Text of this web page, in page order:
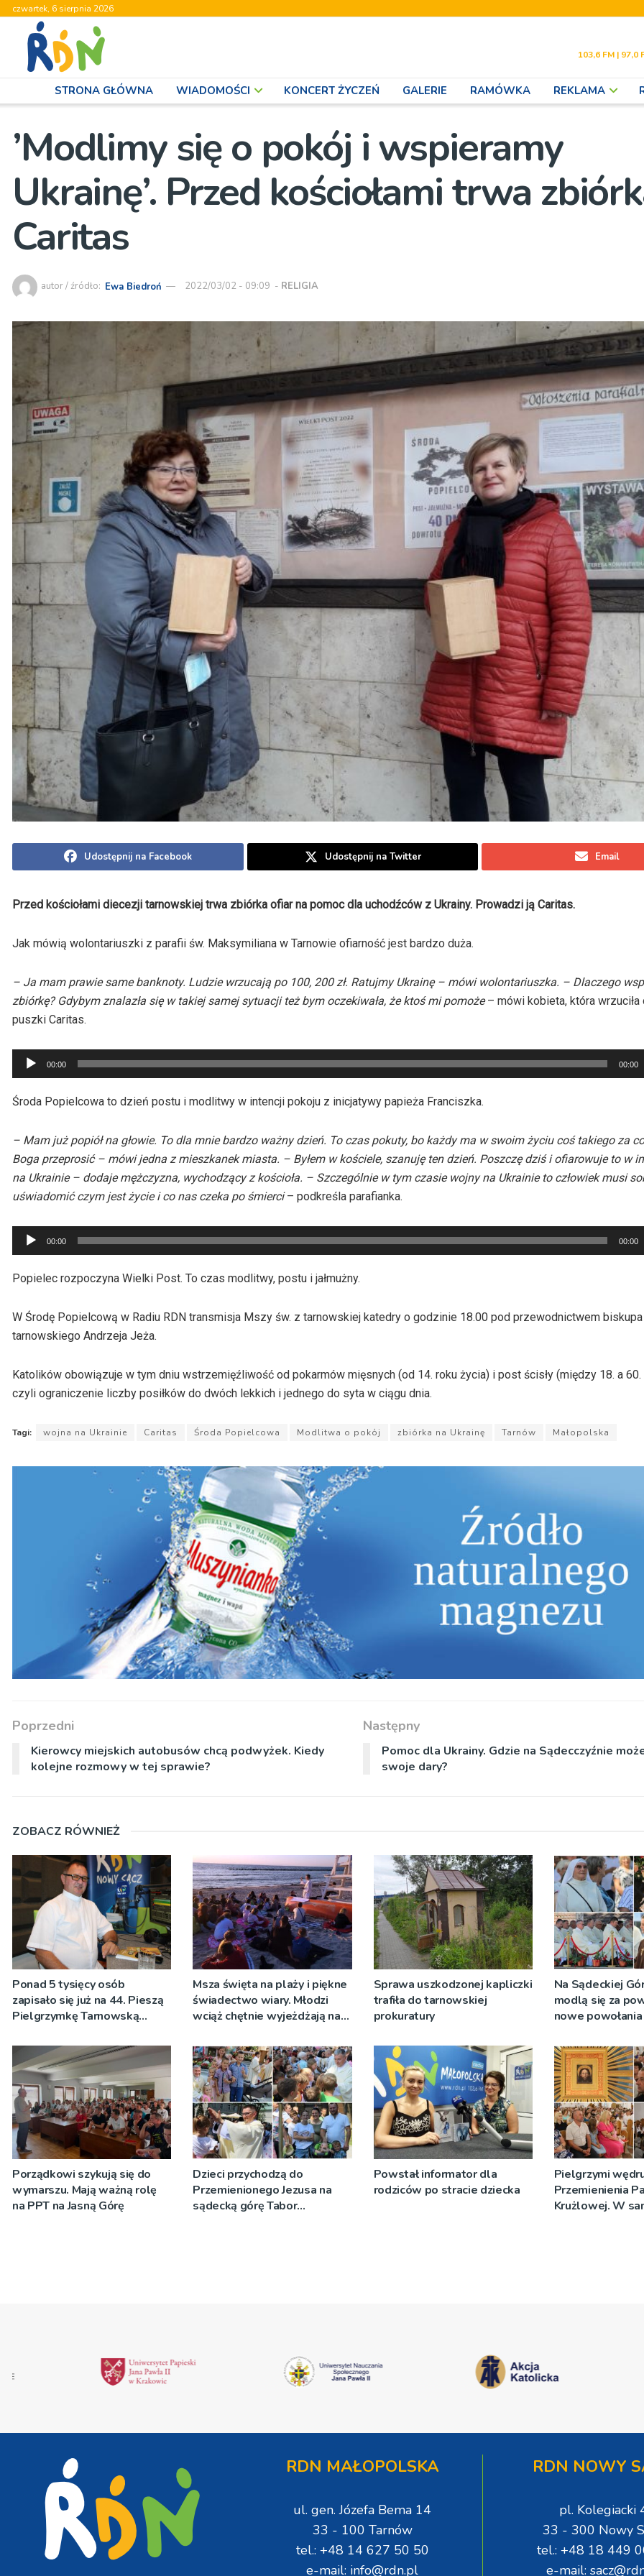
czwartek, 6 sierpnia 2026
103,6 FM | 97,0
STRONA GŁÓWNA WIADOMOŚCI KONCERT ŻYCZEŃ GALERIE RAMÓWKA REKLAMA
’Modlimy się o pokój i wspieramy
Ukrainę’. Przed kościołami trwa
Caritas
autor / źródło: Ewa Biedroń 2022/03/02 - 09:09 - RELIGIA
Udostępnij na Facebook Udostępnij na Twitter Email
Przed kościołami diecezji tarnowskiej trwa zbiórka ofiar na pomoc dla uchodźców z Ukrainy. Prowadzi ją Caritas.
Jak mówią wolontariuszki z parafii św. Maksymiliana w Tarnowie ofiarność jest bardzo duża.
– Ja mam prawie same banknoty. Ludzie wrzucają po 100, 200 zł. Ratujmy Ukrainę – mówi wolontariuszka. – Dlaczego
zbiórkę? Gdybym znalazła się w takiej samej sytuacji też bym oczekiwała, że ktoś mi pomoże– mówi kobieta, która wrzuciła
puszki Caritas.
Odtwarzacz
plików
dźwiękowych
00:00 00:00
Środa Popielcowa to dzień postu i modlitwy w intencji pokoju z inicjatywy papieża Franciszka.
– Mam już popiół na głowie. To dla mnie bardzo ważny dzień. To czas pokuty, bo każdy ma w swoim życiu coś takiego za
Boga przeprosić – mówi jedna z mieszkanek miasta. – Byłem w kościele, szanuję ten dzień. Poszczę dziś i ofiarowuje to w
na Ukrainie – dodaje mężczyzna, wychodzący z kościoła. – Szczególnie w tym czasie wojny na Ukrainie to człowiek musi
uświadomić czym jest życie i co nas czeka po śmierci– podkreśla parafianka.
Odtwarzacz
plików
dźwiękowych
00:00 00:00
Popielec rozpoczyna Wielki Post. To czas modlitwy, postu i jałmużny.
W Środę Popielcową w Radiu RDN transmisja Mszy św. z tarnowskiej katedry o godzinie 18.00 pod przewodnictwem biskupa
tarnowskiego Andrzeja Jeża.
Katolików obowiązuje w tym dniu wstrzemięźliwość od pokarmów mięsnych (od 14. roku życia) i post ścisły (między 18. a
czyli ograniczenie liczby posiłków do dwóch lekkich i jednego do syta w ciągu dnia.
Tagi: wojna na Ukrainie Caritas Środa Popielcowa Modlitwa o pokój zbiórka na Ukrainę Tarnów Małopolska
Poprzedni
Kierowcy miejskich autobusów chcą podwyżek. Kiedy
kolejne rozmowy w tej sprawie?
Następny
Pomoc dla Ukrainy. Gdzie na Sądecczyźnie
swoje dary?
ZOBACZ RÓWNIEŻ
Ponad 5 tysięcy osób
zapisało się już na 44. Pieszą
Pielgrzymkę Tarnowską
Msza święta na plaży i piękne
świadectwo wiary. Młodzi
wciąż chętnie wyjeżdżają na
Sprawa uszkodzonej kapliczki
trafiła do tarnowskiej
prokuratury
Na Sądeckiej
modlą się za
nowe powołania
Porządkowi szykują się do
wymarszu. Mają ważną rolę
na PPT na Jasną Górę
Dzieci przychodzą do
Przemienionego Jezusa na
sądecką górę Tabor
Powstał informator dla
rodziców po stracie dziecka
Pielgrzymi
Przemienienia
Krużlowej. W
RDN MAŁOPOLSKA
ul. gen. Józefa Bema 14
33 - 100 Tarnów
tel.: +48 14 627 50 50
e-mail: info@rdn.pl
RDN NOWY
pl. Kolegiacki
33 - 300 Nowy
tel.: +48 18 449
e-mail: